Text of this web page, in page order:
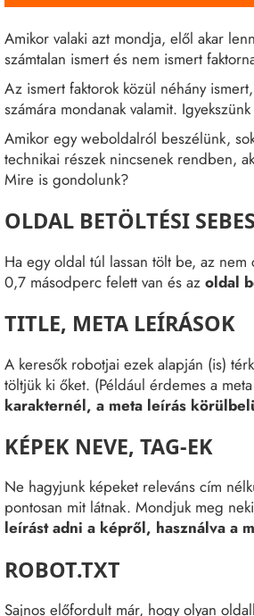
Amikor valaki azt mondja, elől akar
számtalan ismert és nem ismert
Az ismert faktorok közül néhány
számára mondanak valamit.
Amikor egy weboldalról beszélünk,
technikai részek nincsenek rendben,
Mire is gondolunk?
OLDAL BETÖLTÉSI
Ha egy oldal túl lassan tölt be, az
0,7 másodperc felett van és azoldal
TITLE, META LEÍRÁSOK
A keresők robotjai ezek alapján (is)
töltjük ki őket. (Például érdemes a
karakternél, a meta leírás
KÉPEK NEVE, TAG-EK
Ne hagyjunk képeket releváns cím
pontosan mit látnak. Mondjuk meg
leírást adni a képről, használva a
ROBOT.TXT
Sajnos előfordult már, hogy olyan